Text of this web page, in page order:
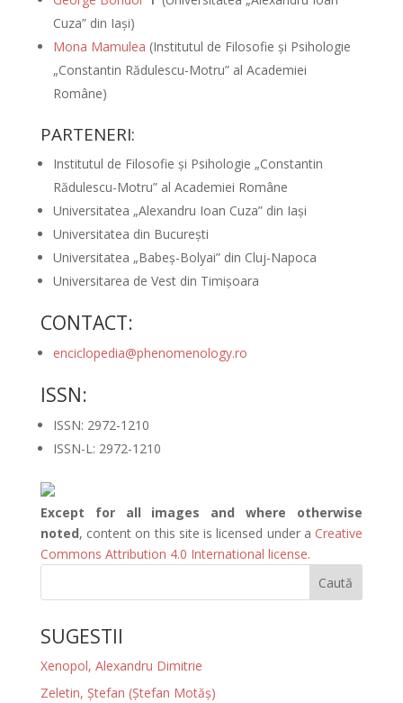
Cuza” din Iași)
Mona Mamulea (Institutul de Filosofie și Psihologie
„Constantin Rădulescu-Motru” al Academiei
Române)
PARTENERI:
Institutul de Filosofie și Psihologie „Constantin
Rădulescu-Motru” al Academiei Române
Universitatea „Alexandru Ioan Cuza” din Iași
Universitatea din București
Universitatea „Babeș-Bolyai” din Cluj-Napoca
Universitarea de Vest din Timișoara
CONTACT:
enciclopedia@phenomenology.ro
ISSN:
ISSN: 2972-1210
ISSN-L: 2972-1210
Except for all images and where otherwise
noted, content on this site is licensed under a Creative
Commons Attribution 4.0 International license.
Caută
SUGESTII
Xenopol, Alexandru Dimitrie
Zeletin, Ștefan (Ștefan Motăș)